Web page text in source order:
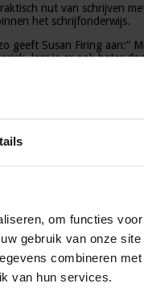
om functies
gebruik van onze
combineren
van hun services.
nut van schrijven
het schrijfonderwijs.
Susan Firing aan:”
leer je er ook beter
minder echt iets
beklimmen. Is het dan
en spelletjes moeten
materialen om de
de lijntjes
om het gebruik
ouder Joscha Goes-Van